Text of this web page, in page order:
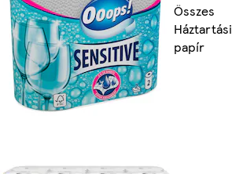
Összes
Háztartási
papír